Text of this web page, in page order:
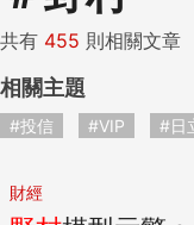
共有 455 則相關文章
相關主題
#投信 #VIP #日
財經